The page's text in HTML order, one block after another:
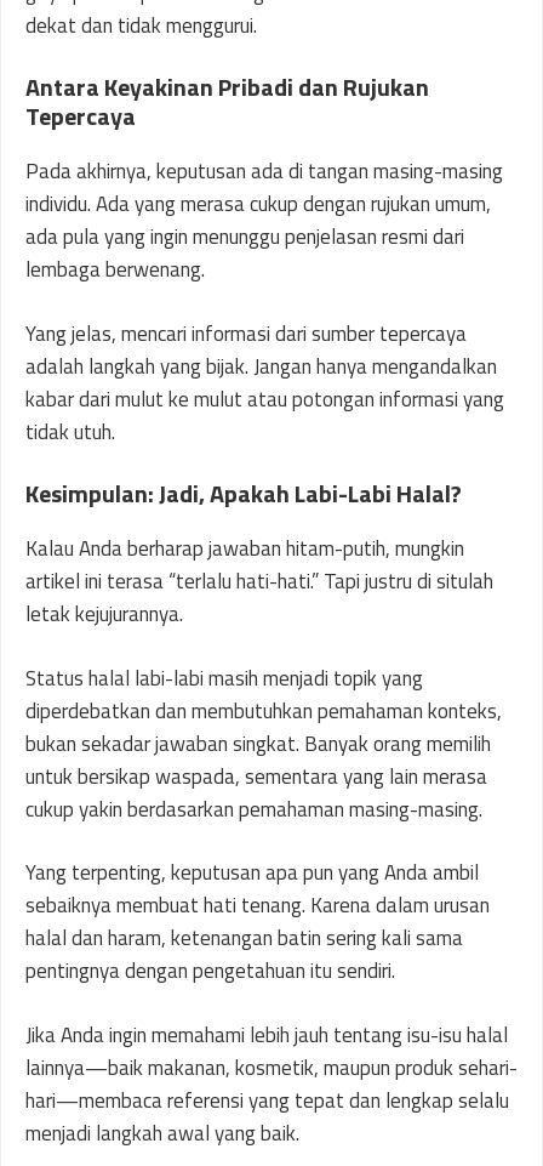
dekat dan tidak menggurui.
Antara Keyakinan Pribadi dan Rujukan
Tepercaya
Pada akhirnya, keputusan ada di tangan masing-masing
individu. Ada yang merasa cukup dengan rujukan umum,
ada pula yang ingin menunggu penjelasan resmi dari
lembaga berwenang.
Yang jelas, mencari informasi dari sumber tepercaya
adalah langkah yang bijak. Jangan hanya mengandalkan
kabar dari mulut ke mulut atau potongan informasi yang
tidak utuh.
Kesimpulan: Jadi, Apakah Labi-Labi Halal?
Kalau Anda berharap jawaban hitam-putih, mungkin
artikel ini terasa “terlalu hati-hati.” Tapi justru di situlah
letak kejujurannya.
Status halal labi-labi masih menjadi topik yang
diperdebatkan dan membutuhkan pemahaman konteks,
bukan sekadar jawaban singkat. Banyak orang memilih
untuk bersikap waspada, sementara yang lain merasa
cukup yakin berdasarkan pemahaman masing-masing.
Yang terpenting, keputusan apa pun yang Anda ambil
sebaiknya membuat hati tenang. Karena dalam urusan
halal dan haram, ketenangan batin sering kali sama
pentingnya dengan pengetahuan itu sendiri.
Jika Anda ingin memahami lebih jauh tentang isu-isu halal
lainnya—baik makanan, kosmetik, maupun produk sehari-
hari—membaca referensi yang tepat dan lengkap selalu
menjadi langkah awal yang baik.